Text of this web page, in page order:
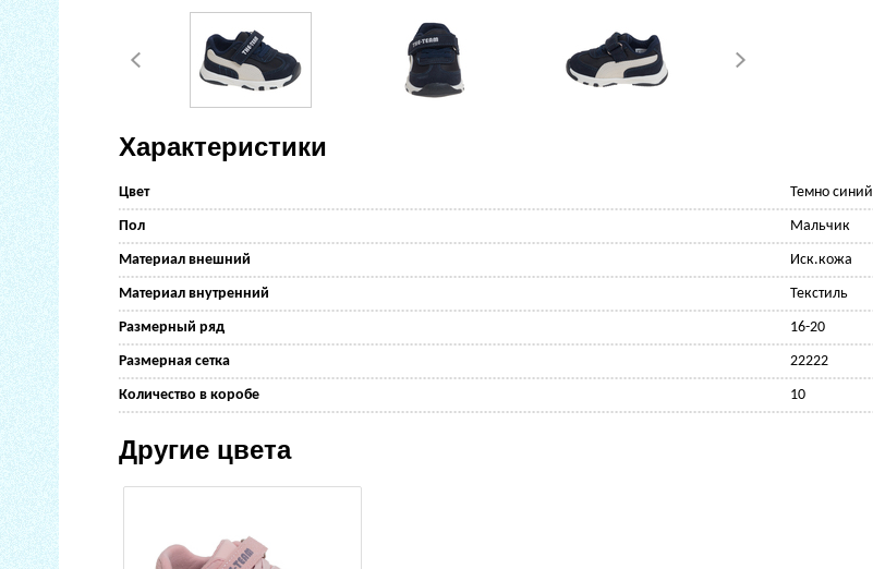
Характеристики
Цвет Темно синий
Пол Мальчик
Материал внешний Иск.кожа
Материал внутренний Текстиль
Размерный ряд 16-20
Размерная сетка 22222
Количество в коробе 10
Другие цвета